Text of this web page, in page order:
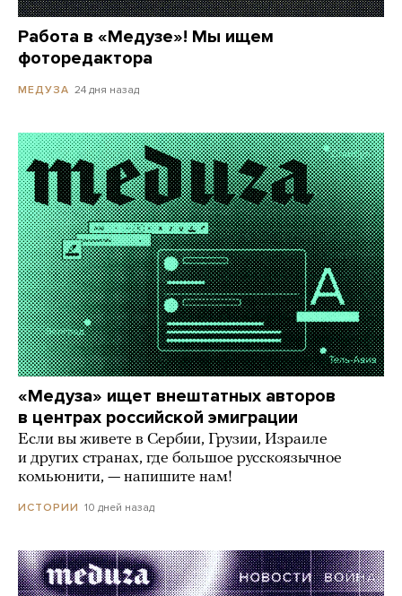
Работа в «Медузе»! Мы ищем
фоторедактора
МЕДУЗА 24 дня назад
«Медуза» ищет внештатных авторов
в центрах российской эмиграции
Если вы живете в Сербии, Грузии, Израиле
и других странах, где большое русскоязычное
комьюнити, — напишите нам!
ИСТОРИИ 10 дней назад